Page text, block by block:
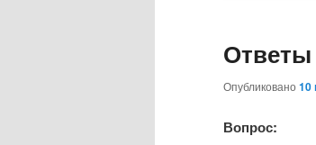
Опубликовано 10
Вопрос: